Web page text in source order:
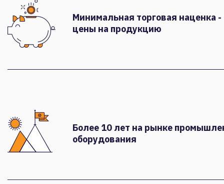
Минимальная торговая наценка
цены на продукцию
Более 10 лет на рынке
оборудования